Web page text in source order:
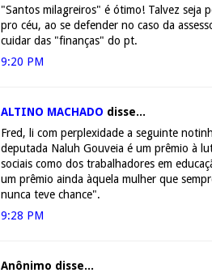
"Santos milagreiros" é ótimo! Talvez seja
pro céu, ao se defender no caso da
cuidar das "finanças" do pt.
9:20 PM
ALTINO MACHADO disse...
Fred, li com perplexidade a seguinte
deputada Naluh Gouveia é um prêmio à
sociais como dos trabalhadores em
um prêmio ainda àquela mulher que
nunca teve chance".
9:28 PM
Anônimo disse...